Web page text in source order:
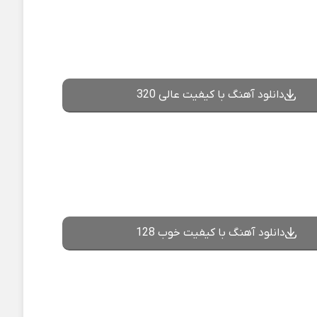
دانلود آهنگ با کیفیت عالی 320
دانلود آهنگ با کیفیت خوب 128